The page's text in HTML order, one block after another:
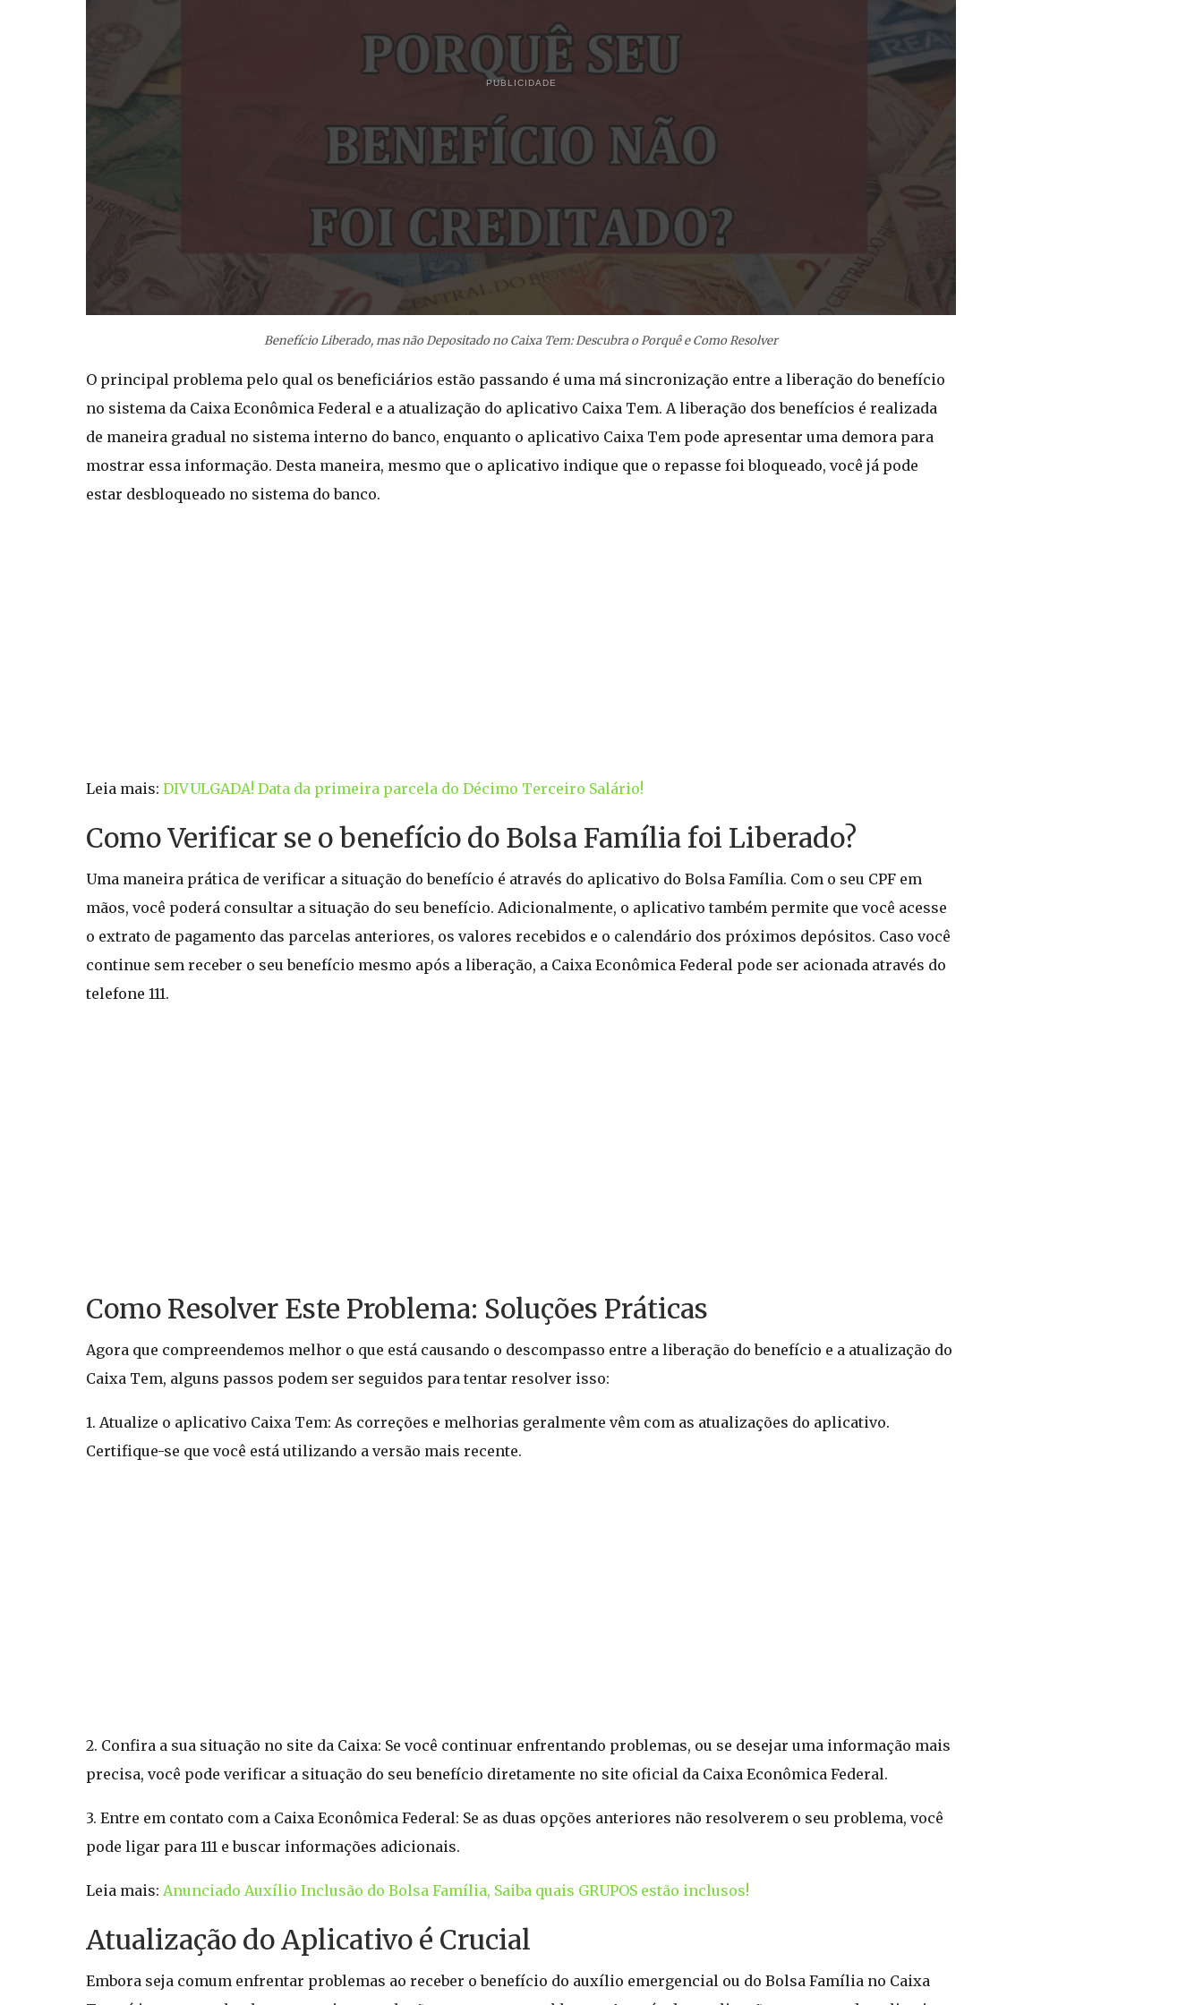
PUBLICIDADE
Benefício Liberado, mas não Depositado no Caixa Tem: Descubra o Porquê e Como Resolver
O principal problema pelo qual os beneficiários estão passando é uma má sincronização entre a liberação do benefício
no sistema da Caixa Econômica Federal e a atualização do aplicativo Caixa Tem. A liberação dos benefícios é realizada
de maneira gradual no sistema interno do banco, enquanto o aplicativo Caixa Tem pode apresentar uma demora para
mostrar essa informação. Desta maneira, mesmo que o aplicativo indique que o repasse foi bloqueado, você já pode
estar desbloqueado no sistema do banco.
Leia mais: DIVULGADA! Data da primeira parcela do Décimo Terceiro Salário!
Como Verificar se o benefício do Bolsa Família foi Liberado?
Uma maneira prática de verificar a situação do benefício é através do aplicativo do Bolsa Família. Com o seu CPF em
mãos, você poderá consultar a situação do seu benefício. Adicionalmente, o aplicativo também permite que você acesse
o extrato de pagamento das parcelas anteriores, os valores recebidos e o calendário dos próximos depósitos. Caso você
continue sem receber o seu benefício mesmo após a liberação, a Caixa Econômica Federal pode ser acionada através do
telefone 111.
Como Resolver Este Problema: Soluções Práticas
Agora que compreendemos melhor o que está causando o descompasso entre a liberação do benefício e a atualização do
Caixa Tem, alguns passos podem ser seguidos para tentar resolver isso:
1. Atualize o aplicativo Caixa Tem: As correções e melhorias geralmente vêm com as atualizações do aplicativo.
Certifique-se que você está utilizando a versão mais recente.
2. Confira a sua situação no site da Caixa: Se você continuar enfrentando problemas, ou se desejar uma informação mais
precisa, você pode verificar a situação do seu benefício diretamente no site oficial da Caixa Econômica Federal.
3. Entre em contato com a Caixa Econômica Federal: Se as duas opções anteriores não resolverem o seu problema, você
pode ligar para 111 e buscar informações adicionais.
Leia mais: Anunciado Auxílio Inclusão do Bolsa Família, Saiba quais GRUPOS estão inclusos!
Atualização do Aplicativo é Crucial
Embora seja comum enfrentar problemas ao receber o benefício do auxílio emergencial ou do Bolsa Família no Caixa